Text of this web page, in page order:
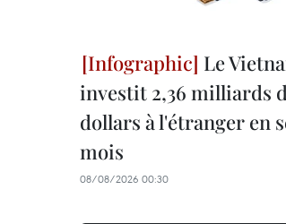
Le
investit 2,36 milliards
dollars à l'étranger en
mois
08/08/2026 00:30